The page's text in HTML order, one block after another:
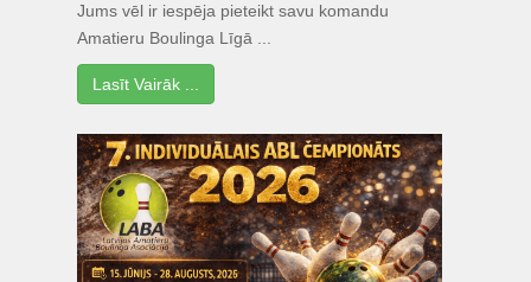
Jums vēl ir iespēja pieteikt savu komandu
Amatieru Boulinga Līgā ...
Lasīt Vairāk ...